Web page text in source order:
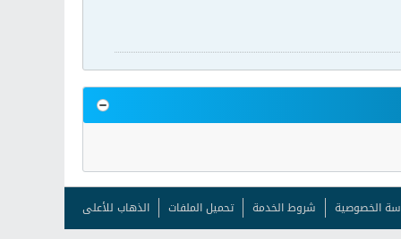
الخصوصية شروط الخدمة تحميل الملفات الذهاب للأعلى